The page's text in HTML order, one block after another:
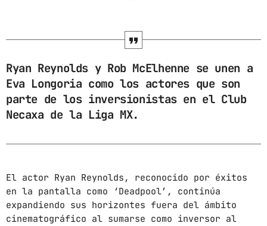
febrero 2025
enero 2025
octubre 2024
septiembre 2024
agosto 2024
Ryan Reynolds y Rob McElhenne se unen a
Eva Longoria como los actores que son
parte de los inversionistas en el Club
Necaxa de la Liga MX.
El actor Ryan Reynolds, reconocido por éxitos
en la pantalla como ‘Deadpool’, continúa
expandiendo sus horizontes fuera del ámbito
cinematográfico al sumarse como inversor al